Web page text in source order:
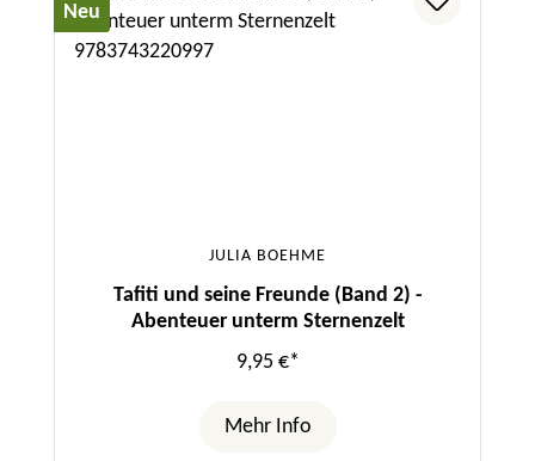
Neu
JULIA BOEHME
Tafiti und seine Freunde (Band 2) -
Abenteuer unterm Sternenzelt
9,95 €*
Mehr Info